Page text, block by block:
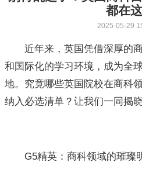
都在
2025-05-29
近年来，英国凭借深厚的商
和国际化的学习环境，成为全
地。究竟哪些英国院校在商科
纳入必选清单？让我们一同揭晓
G5精英：商科领域的璀璨